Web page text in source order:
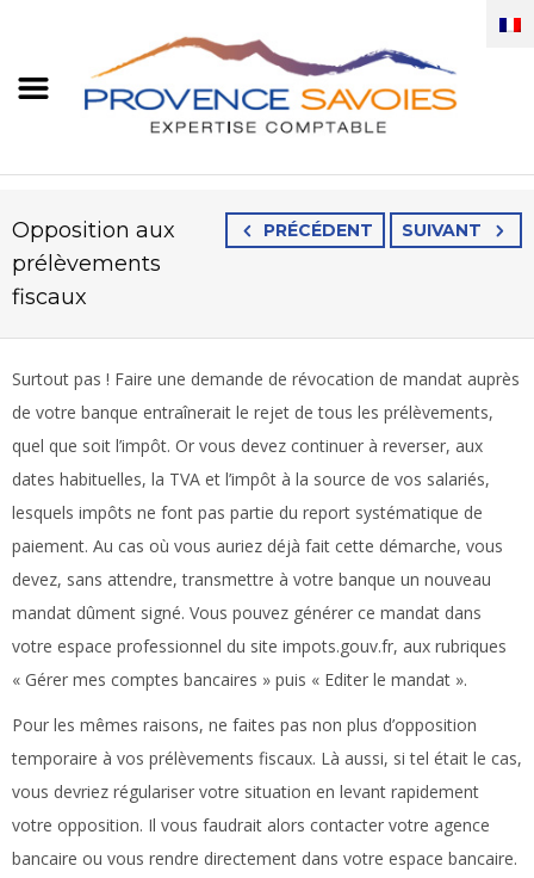
PRÉCÉDENT SUIVANT
Opposition aux
prélèvements
fiscaux
Surtout pas ! Faire une demande de révocation de mandat auprès
de votre banque entraînerait le rejet de tous les prélèvements,
quel que soit l’impôt. Or vous devez continuer à reverser, aux
dates habituelles, la TVA et l’impôt à la source de vos salariés,
lesquels impôts ne font pas partie du report systématique de
paiement. Au cas où vous auriez déjà fait cette démarche, vous
devez, sans attendre, transmettre à votre banque un nouveau
mandat dûment signé. Vous pouvez générer ce mandat dans
votre espace professionnel du site impots.gouv.fr, aux rubriques
« Gérer mes comptes bancaires » puis « Editer le mandat ».
Pour les mêmes raisons, ne faites pas non plus d’opposition
temporaire à vos prélèvements fiscaux. Là aussi, si tel était le cas,
vous devriez régulariser votre situation en levant rapidement
votre opposition. Il vous faudrait alors contacter votre agence
bancaire ou vous rendre directement dans votre espace bancaire.